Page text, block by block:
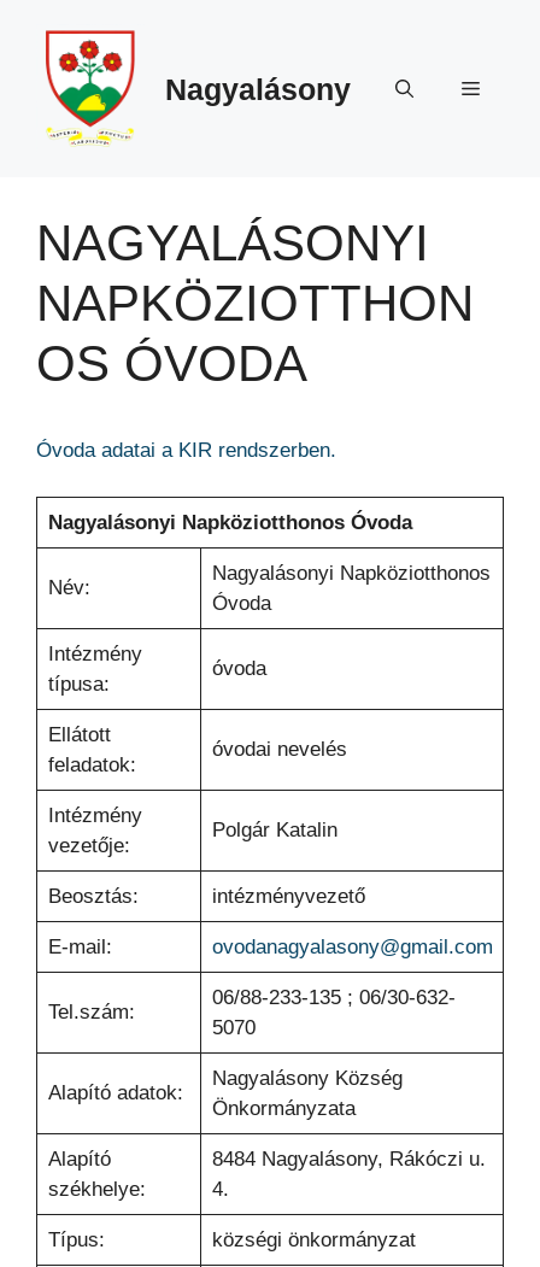
tartalomba
Nagyalásony Menü
NAGYALÁSONYI
NAPKÖZIOTTHON
OS ÓVODA
Óvoda adatai a KIR rendszerben.
Nagyalásonyi Napköziotthonos Óvoda
Név:
Nagyalásonyi Napköziotthonos
Óvoda
Intézmény
típusa:
óvoda
Ellátott
feladatok:
óvodai nevelés
Intézmény
vezetője:
Polgár Katalin
Beosztás: intézményvezető
E-mail: ovodanagyalasony@gmail.com
Tel.szám:
06/88-233-135 ; 06/30-632-
5070
Alapító adatok:
Nagyalásony Község
Önkormányzata
Alapító
székhelye:
8484 Nagyalásony, Rákóczi u.
4.
Típus: községi önkormányzat